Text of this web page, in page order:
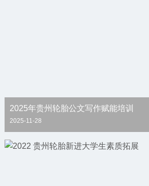
2025年贵州轮胎公文写作赋能培训
2025-11-28